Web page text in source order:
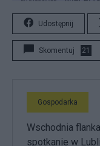
Udostępnij
Skomentuj 21
Gospodarka
Wschodnia
spotkanie w